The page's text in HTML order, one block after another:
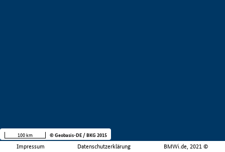
Impressum Datenschutzerklärung BMWi.de, 2021 ©
100 km © Geobasis-DE / BKG 2015